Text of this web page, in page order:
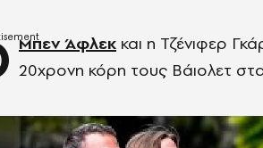
Μπεν Άφλεκ και η Τζένιφερ
20χρονη κόρη τους Βάιολετ